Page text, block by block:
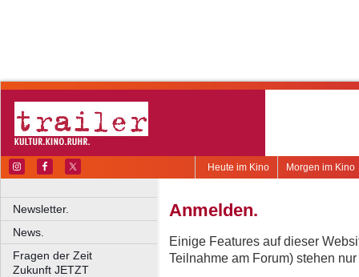
Morgen im Kino
Heute im Kino
Newsletter.
News.
Fragen der Zeit
Zukunft JETZT
Anmelden.
Einige Features auf dieser
Teilnahme am Forum) stehen